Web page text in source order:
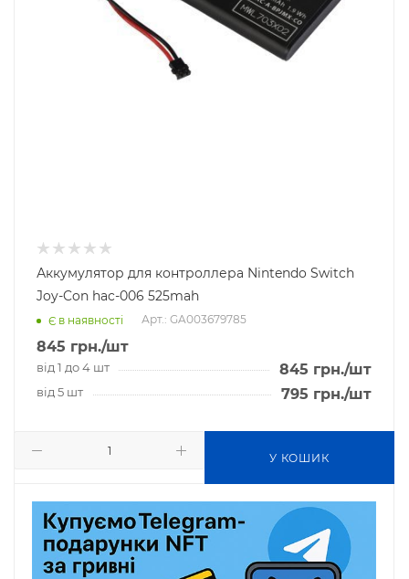
Аккумулятор для контроллера Nintendo Switch
Joy-Con hac-006 525mah
Є в наявності Арт.: GA003679785
845 грн./шт
від 1 до 4 шт 845 грн./шт
від 5 шт 795 грн./шт
У КОШИК